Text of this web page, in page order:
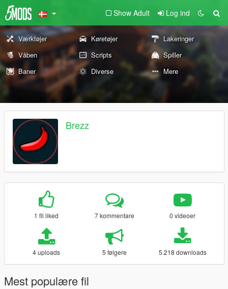
Show Adult Log ind
Værktøjer Køretøjer
Lakeringer
Våben
Scripts
Spiller
Baner
Diverse Mere
Brezz
1 fil liked 7 kommentare 0 videoer
4 uploads 5 følgere 5.218 downloads
Mest populære fil